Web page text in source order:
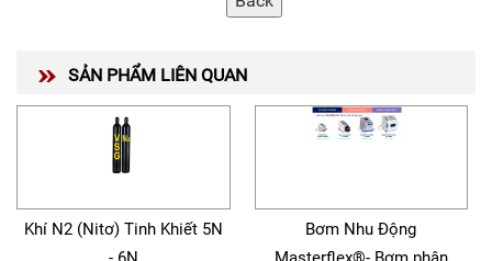
SẢN PHẨM LIÊN QUAN
Khí N2 (Nitơ) Tinh Khiết 5N
Bơm Nhu Động